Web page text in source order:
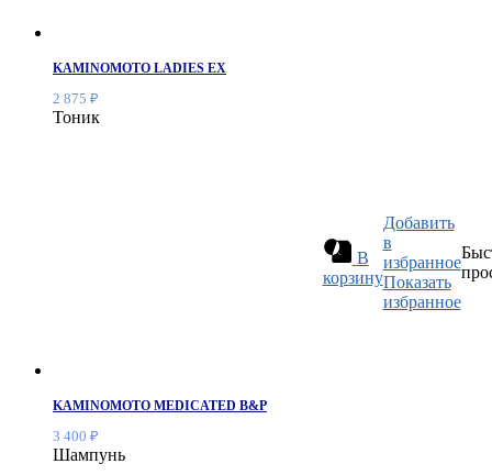
KAMINOMOTO LADIES EX
2 875 ₽
Тоник
В
корзину
Добавить
в
избранное
Показать
избранное
KAMINOMOTO MEDICATED B&P
3 400 ₽
Шампунь